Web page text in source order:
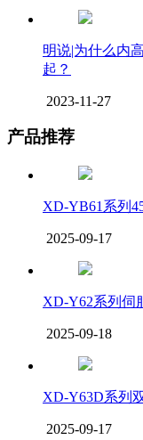
明说|为什么内
起？
2023-11-27
产品推荐
XD-YB61系列
2025-09-17
XD-Y62系列伺
2025-09-18
XD-Y63D系列
2025-09-17